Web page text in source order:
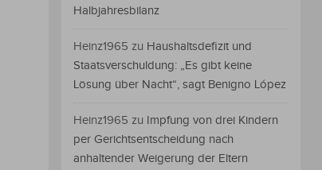
Halbjahresbilanz
Heinz1965 zu Haushaltsdefizit und
Staatsverschuldung: „Es gibt keine
Lösung über Nacht“, sagt Benigno López
Heinz1965 zu Impfung von drei Kindern
per Gerichtsentscheidung nach
anhaltender Weigerung der Eltern